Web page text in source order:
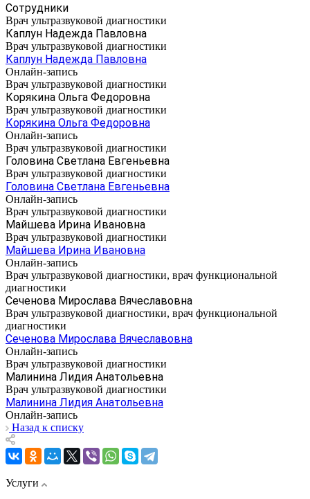
Сотрудники
Врач ультразвуковой диагностики
Каплун Надежда Павловна
Врач ультразвуковой диагностики
Каплун Надежда Павловна
Онлайн-запись
Врач ультразвуковой диагностики
Корякина Ольга Федоровна
Врач ультразвуковой диагностики
Корякина Ольга Федоровна
Онлайн-запись
Врач ультразвуковой диагностики
Головина Светлана Евгеньевна
Врач ультразвуковой диагностики
Головина Светлана Евгеньевна
Онлайн-запись
Врач ультразвуковой диагностики
Майшева Ирина Ивановна
Врач ультразвуковой диагностики
Майшева Ирина Ивановна
Онлайн-запись
Врач ультразвуковой диагностики, врач функциональной
диагностики
Сеченова Мирослава Вячеславовна
Врач ультразвуковой диагностики, врач функциональной
диагностики
Сеченова Мирослава Вячеславовна
Онлайн-запись
Врач ультразвуковой диагностики
Малинина Лидия Анатольевна
Врач ультразвуковой диагностики
Малинина Лидия Анатольевна
Онлайн-запись
Назад к списку
Услуги